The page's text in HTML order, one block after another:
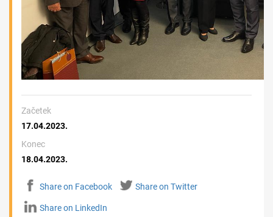
Začetek
17.04.2023.
Konec
18.04.2023.
Share on Facebook Share on Twitter
Share on LinkedIn